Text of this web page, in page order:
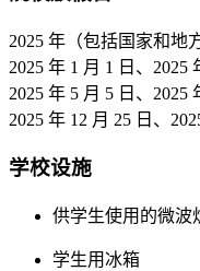
2025 年（包括国家和地
2025 年 1 月 1 日、2025
2025 年 5 月 5 日、2025
2025 年 12 月 25 日、
学校设施
供学生使用的微波
学生用冰箱